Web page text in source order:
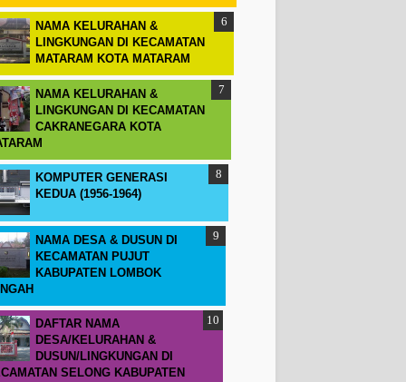
NAMA KELURAHAN &
LINGKUNGAN DI KECAMATAN
MATARAM KOTA MATARAM
NAMA KELURAHAN &
LINGKUNGAN DI KECAMATAN
CAKRANEGARA KOTA
KOMPUTER GENERASI
KEDUA (1956-1964)
NAMA DESA & DUSUN DI
KECAMATAN PUJUT
KABUPATEN LOMBOK
DAFTAR NAMA
DESA/KELURAHAN &
DUSUN/LINGKUNGAN DI
SELONG KABUPATEN